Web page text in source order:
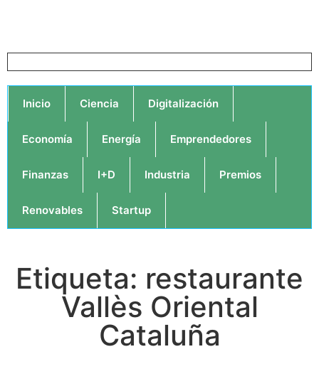
Inicio Ciencia Digitalización
Economía Energía Emprendedores
Finanzas I+D Industria Premios
Renovables Startup
Etiqueta: restaurante
Vallès Oriental
Cataluña